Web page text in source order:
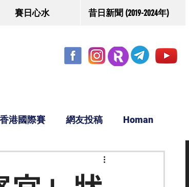
賽日心水 昔日新聞 (2019-2024年)
港國際賽 網友投稿 Homan